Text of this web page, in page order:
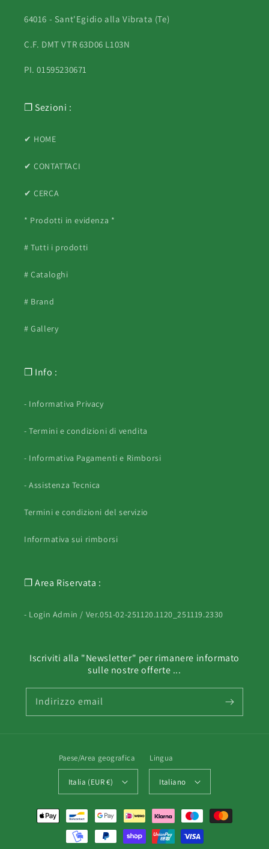
64016 - Sant'Egidio alla Vibrata (Te)
C.F. DMT VTR 63D06 L103N
PI. 01595230671
❐ Sezioni :
✔ HOME
✔ CONTATTACI
✔ CERCA
* Prodotti in evidenza *
# Tutti i prodotti
# Cataloghi
# Brand
# Gallery
❐ Info :
- Informativa Privacy
- Termini e condizioni di vendita
- Informativa Pagamenti e Rimborsi
- Assistenza Tecnica
Termini e condizioni del servizio
Informativa sui rimborsi
❐ Area Riservata :
- Login Admin / Ver.051-02-251120.1120_251119.2330
Iscriviti alla "Newsletter" per rimanere informato
sulle nostre offerte ...
Indirizzo email
Paese/Area geografica
Italia (EUR €)
Lingua
Italiano
Metodi
pagamento